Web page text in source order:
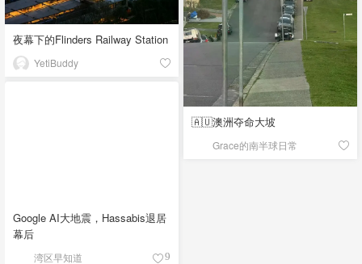
夜幕下的Flinders Railway Station
YetiBuddy
🇦🇺澳洲夺命大坡
Grace的南半球日常
Google AI大地震，Hassabis退居
幕后
湾区早知道 9